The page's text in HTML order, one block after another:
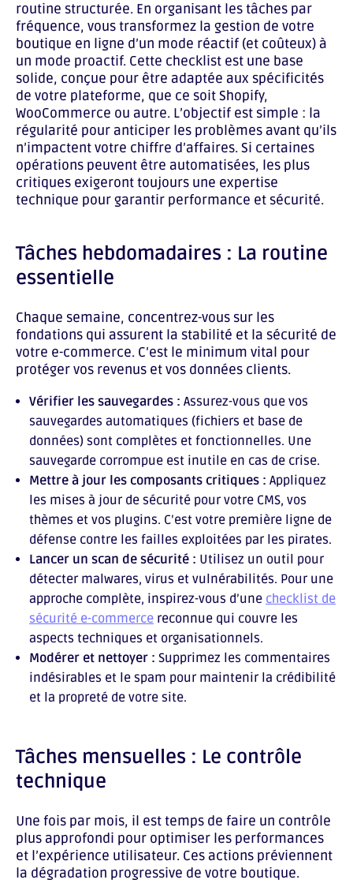
routine structurée. En organisant les tâches par
fréquence, vous transformez la gestion de votre
boutique en ligne d’un mode réactif (et coûteux) à
un mode proactif. Cette checklist est une base
solide, conçue pour être adaptée aux spécificités
de votre plateforme, que ce soit Shopify,
WooCommerce ou autre. L’objectif est simple : la
régularité pour anticiper les problèmes avant qu’ils
n’impactent votre chiffre d’affaires. Si certaines
opérations peuvent être automatisées, les plus
critiques exigeront toujours une expertise
technique pour garantir performance et sécurité.
Tâches hebdomadaires : La routine
essentielle
Chaque semaine, concentrez-vous sur les
fondations qui assurent la stabilité et la sécurité de
votre e-commerce. C’est le minimum vital pour
protéger vos revenus et vos données clients.
Vérifier les sauvegardes : Assurez-vous que vos
sauvegardes automatiques (fichiers et base de
données) sont complètes et fonctionnelles. Une
sauvegarde corrompue est inutile en cas de crise.
Mettre à jour les composants critiques : Appliquez
les mises à jour de sécurité pour votre CMS, vos
thèmes et vos plugins. C’est votre première ligne de
défense contre les failles exploitées par les pirates.
Lancer un scan de sécurité : Utilisez un outil pour
détecter malwares, virus et vulnérabilités. Pour une
approche complète, inspirez-vous d’une checklist de
sécurité e-commerce reconnue qui couvre les
aspects techniques et organisationnels.
Modérer et nettoyer : Supprimez les commentaires
indésirables et le spam pour maintenir la crédibilité
et la propreté de votre site.
Tâches mensuelles : Le contrôle
technique
Une fois par mois, il est temps de faire un contrôle
plus approfondi pour optimiser les performances
et l’expérience utilisateur. Ces actions préviennent
la dégradation progressive de votre boutique.